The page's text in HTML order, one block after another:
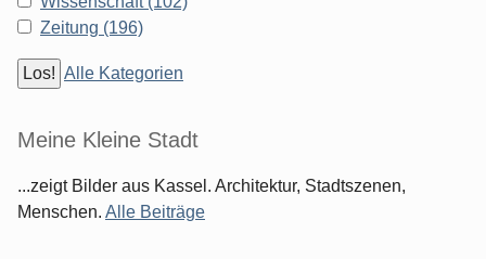
Zeitung (196)
Alle Kategorien
Meine Kleine Stadt
...zeigt Bilder aus Kassel. Architektur, Stadtszenen,
Menschen. Alle Beiträge